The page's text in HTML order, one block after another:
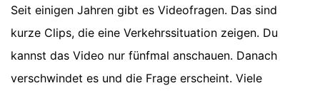
Seit einigen Jahren gibt es Videofragen. Das sind
kurze Clips, die eine Verkehrssituation zeigen. Du
kannst das Video nur fünfmal anschauen. Danach
verschwindet es und die Frage erscheint. Viele